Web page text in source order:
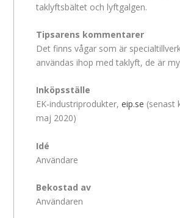
taklyftsbältet och lyftgalgen.
Tipsarens kommentarer
Det finns vågar som är
användas ihop med taklyft, de är
Inköpsställe
EK-industriprodukter,eip.se (senast
maj 2020)
Idé
Användare
Bekostad av
Användaren